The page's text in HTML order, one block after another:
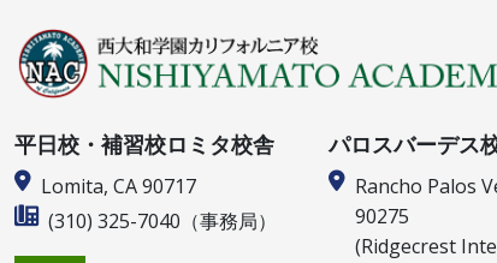
平日校・補習校ロミタ校舎
Lomita, CA 90717
(310) 325-7040 （事務局）
パロスバーデス
Rancho Palos
90275
(Ridgecrest